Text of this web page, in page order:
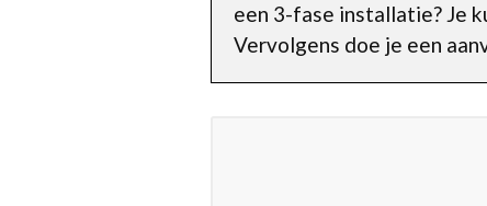
een 3-fase installatie? Je
Vervolgens doe je een